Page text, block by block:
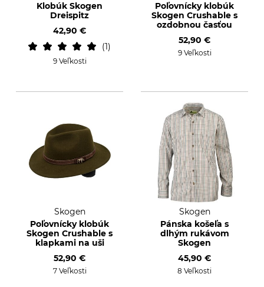
Klobúk Skogen
Dreispitz
42,90 €
1
9 Veľkosti
Poľovnícky klobúk
Skogen Crushable s
ozdobnou časťou
52,90 €
9 Veľkosti
Skogen
Poľovnícky klobúk
Skogen Crushable s
klapkami na uši
52,90 €
7 Veľkosti
Skogen
Pánska košeľa s
dlhým rukávom
Skogen
45,90 €
8 Veľkosti